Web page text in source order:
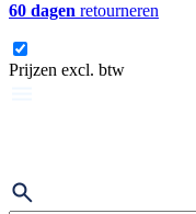
60 dagen retourneren
Prijzen excl. btw